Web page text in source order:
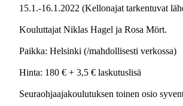
15.1.-16.1.2022 (Kellonajat tarkentuvat
Kouluttajat Niklas Hagel ja Rosa Mört.
Paikka: Helsinki (/mahdollisesti verkossa)
Hinta: 180 € + 3,5 € laskutuslisä
Seuraohjaajakoulutuksen toinen osio